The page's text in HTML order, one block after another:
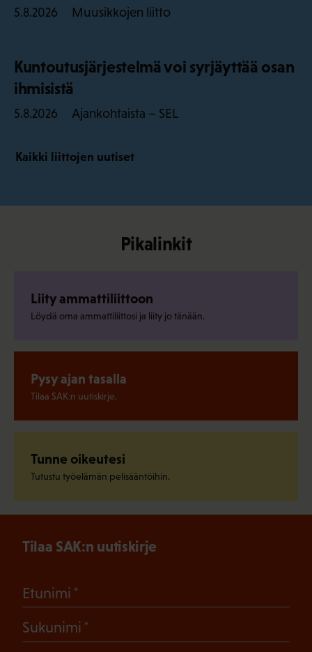
5.8.2026 Muusikkojen liitto
Kuntoutusjärjestelmä voi syrjäyttää osan
ihmisistä
5.8.2026 Ajankohtaista – SEL
Kaikki liittojen uutiset
Pikalinkit
Liity ammattiliittoon
Löydä oma ammattiliittosi ja liity jo tänään.
Pysy ajan tasalla
Tilaa SAK:n uutiskirje.
Tunne oikeutesi
Tutustu työelämän pelisääntöihin.
Tilaa SAK:n uutiskirje
Etunimi
Sukunimi